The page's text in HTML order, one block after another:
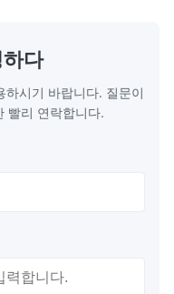
Flow
다
하시기 바랍니다. 질문이
빨리 연락합니다.